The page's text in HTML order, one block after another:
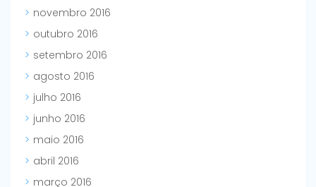
novembro 2016
outubro 2016
setembro 2016
agosto 2016
julho 2016
junho 2016
maio 2016
abril 2016
março 2016